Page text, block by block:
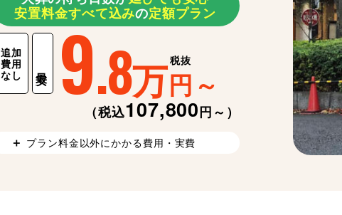
安置料金すべて込みの定額プラン
追加
費用
なし
9.8万円
税抜
～
（税込107,800円～）
プラン料金以外にかかる費用・実費